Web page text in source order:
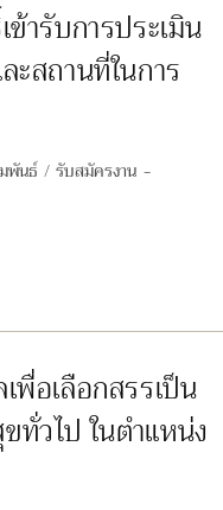
ารับการประเมิน
ะสถานที่ในการ
พันธ์ / รับสมัครงาน
พื่อเลือกสรรเป็น
วไป ในตำแหน่ง